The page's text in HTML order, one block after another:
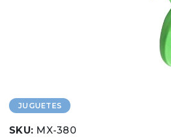
JUGUETES
SKU: MX-380